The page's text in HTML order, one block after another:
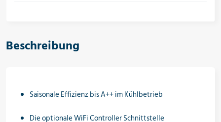
Beschreibung
Saisonale Effizienz bis A++ im Kühlbetrieb
Die optionale WiFi Controller Schnittstelle